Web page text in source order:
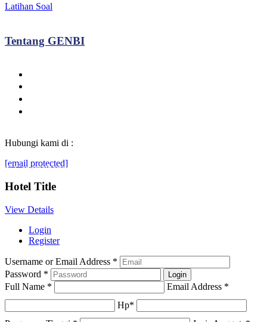
Latihan Soal
Tentang GENBI
Hubungi kami di :
[email protected]
© Generasibaruindonesia.com 2022. All rights reserved.
Hotel Title
View Details
Login
Register
Username or Email Address *
Password *
Full Name * Email Address *
Hp*